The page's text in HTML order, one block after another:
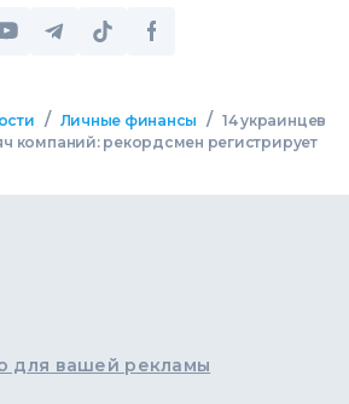
/ Личные финансы / 14 украинцев
компаний: рекордсмен регистрирует
для вашей рекламы